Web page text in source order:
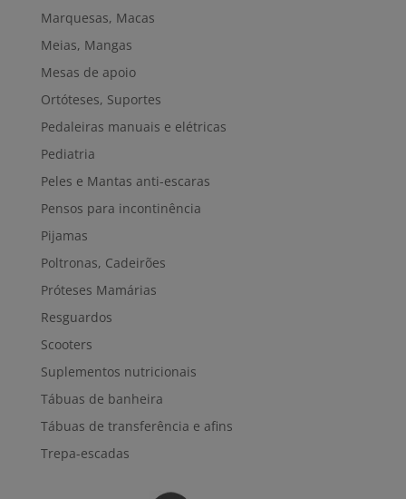
Marquesas, Macas
Meias, Mangas
Mesas de apoio
Ortóteses, Suportes
Pedaleiras manuais e elétricas
Pediatria
Peles e Mantas anti-escaras
Pensos para incontinência
Pijamas
Poltronas, Cadeirões
Próteses Mamárias
Resguardos
Scooters
Suplementos nutricionais
Tábuas de banheira
Tábuas de transferência e afins
Trepa-escadas